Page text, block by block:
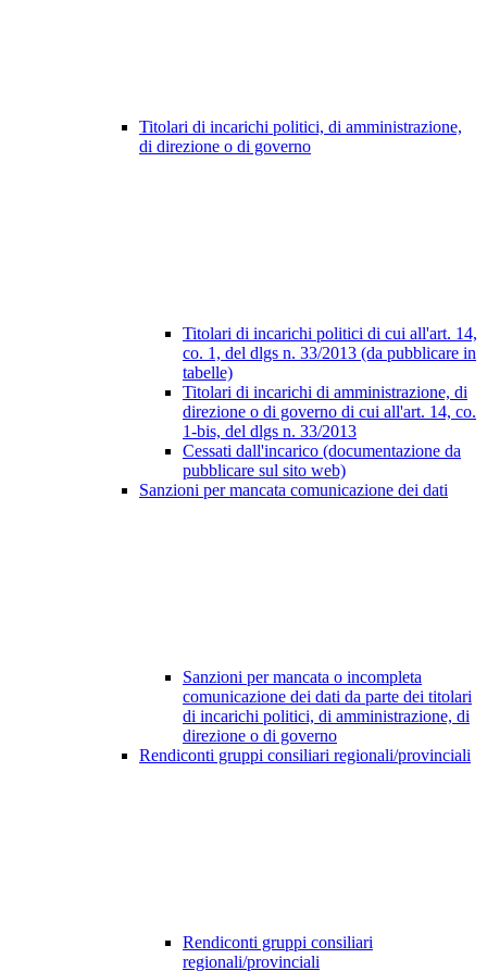
Titolari di incarichi politici, di amministrazione,
di direzione o di governo
Titolari di incarichi politici di cui all'art. 14,
co. 1, del dlgs n. 33/2013 (da pubblicare in
tabelle)
Titolari di incarichi di amministrazione, di
direzione o di governo di cui all'art. 14, co.
1-bis, del dlgs n. 33/2013
Cessati dall'incarico (documentazione da
pubblicare sul sito web)
Sanzioni per mancata comunicazione dei dati
Sanzioni per mancata o incompleta
comunicazione dei dati da parte dei titolari
di incarichi politici, di amministrazione, di
direzione o di governo
Rendiconti gruppi consiliari regionali/provinciali
Rendiconti gruppi consiliari
regionali/provinciali